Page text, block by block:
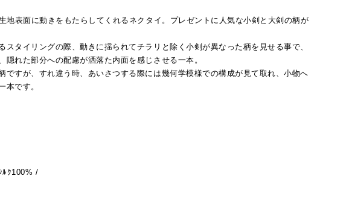
地表面に動きをもたらしてくれるネクタイ。プレゼントに人気な小剣と大剣の柄が
スタイリングの際、動きに揺られてチラリと除く小剣が異なった柄を見せる事で、
隠れた部分への配慮が洒落た内面を感じさせる一本。
ですが、すれ違う時、あいさつする際には幾何学模様での構成が見て取れ、小物へ
本です。
ﾙｸ100% /